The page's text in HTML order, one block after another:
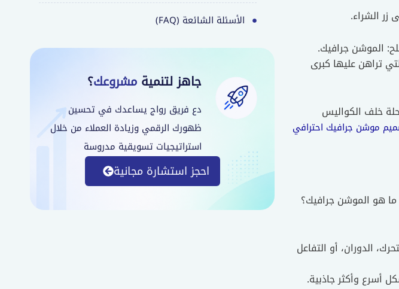
زر الشراء.
الموشن جرافيك.
تراهن عليها كبرى
خلف الكواليس
موشن جرافيك احترافي
ما هو الموشن جرافيك؟
الدوران، أو التفاعل
أسرع وأكثر جاذبية.
الأسئلة الشائعة (FAQ)
جاهز لتنمية مشروعك؟
دع فريق رواج يساعدك في تحسين
ظهورك الرقمي وزيادة العملاء من خلال
استراتيجيات تسويقية مدروسة
احجز استشارة مجانية